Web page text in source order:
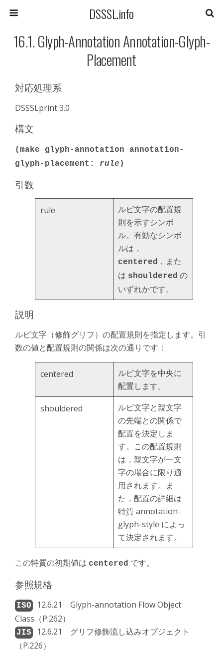
DSSSL.info
16.1. Glyph-Annotation Annotation-Glyph-
Placement
対応処理系
DSSSLprint 3.0
構文
(make glyph-annotation annotation-
glyph-placement: rule )
引数
rule
ルビ文字の配置規
則を示すシンボ
ル。有効なシンボ
ルは，
centered ，また
は shouldered の
いずれかです。
説明
ルビ文字（修飾グリフ）の配置規則を指定します。引
数の値と配置規則の関係は次の通りです：
centered
ルビ文字を中央に
配置します。
shouldered
ルビ文字と親文字
の先端との関係で
配置を決定しま
す。この配置規則
は，親文字が一文
字の場合に限り適
用されます。ま
た，配置の詳細は
特質 annotation-
glyph-style によっ
て決定されます。
この特質の初期値は centered です。
参照規格
12.6.21 Glyph-annotation Flow Object
Class（P.262）
12.6.21 グリフ修飾流し込みオブジェクト
（P.226）